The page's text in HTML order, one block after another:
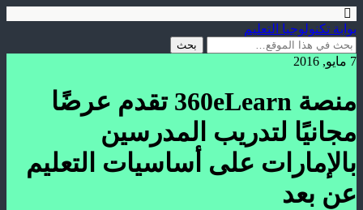
بوابة تكنولوجيا التعليم
7 مايو, 2016
منصة 360eLearn تقدم عرضًا
مجانيًا لتدريب المدرسين
بالإمارات على أساسيات التعليم
عن بعد